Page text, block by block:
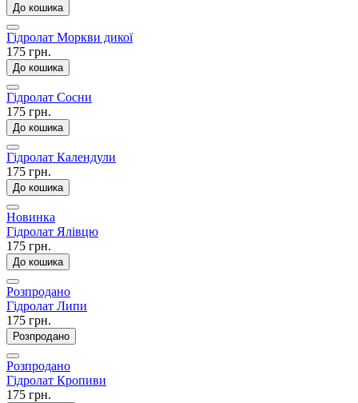
До кошика
Гідролат Моркви дикої
175 грн.
До кошика
Гідролат Сосни
175 грн.
До кошика
Гідролат Календули
175 грн.
До кошика
Новинка
Гідролат Ялівцю
175 грн.
До кошика
Розпродано
Гідролат Липи
175 грн.
Розпродано
Розпродано
Гідролат Кропиви
175 грн.